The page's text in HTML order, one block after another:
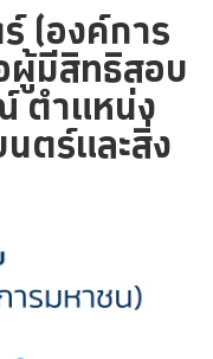
(องค์การ
ผู้มีสิทธิสอบ
ตำแหน่ง
ตร์และสิ่ง